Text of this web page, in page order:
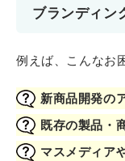
ブランディン
例えば、こんなお
新商品開発の
既存の製品・
マスメディア